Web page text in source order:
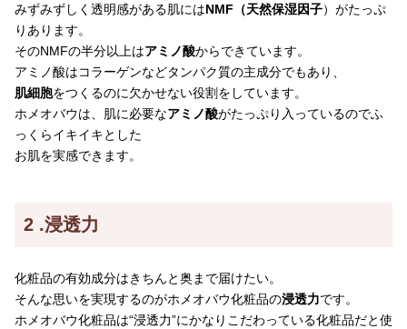
みずみずしく透明感がある肌にはNMF（天然保湿因子）がたっぷ
りあります。
そのNMFの半分以上はアミノ酸からできています。
アミノ酸はコラーゲンなどタンパク質の主成分でもあり、
肌細胞をつくるのに欠かせない役割をしています。
ホメオバウは、肌に必要なアミノ酸がたっぷり入っているのでふ
っくらイキイキとした
お肌を実感できます。
2 .浸透力
化粧品の有効成分はきちんと奥まで届けたい。
そんな思いを実現するのがホメオバウ化粧品の浸透力です。
ホメオバウ化粧品は“浸透力”にかなりこだわっている化粧品だと使